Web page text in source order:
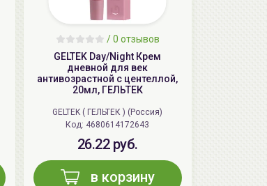
/0 отзывов
GELTEK Day/Night Крем
дневной для век
антивозрастной с центеллой,
20мл, ГЕЛЬТЕК
GELTEK ( ГЕЛЬТЕК ) (Россия)
Код: 4680614172643
26.22 руб.
в корзину